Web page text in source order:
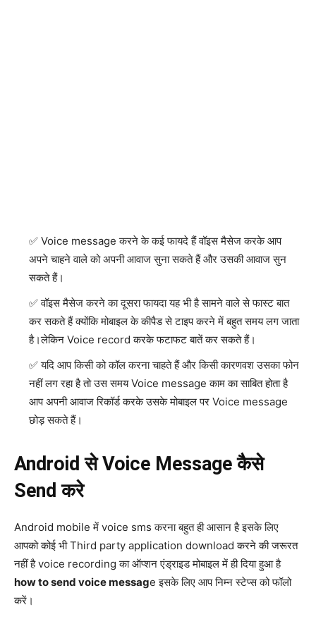
Voice message करने के कई फायदे हैं वॉइस मैसेज करके आप
अपने चाहने वाले को अपनी आवाज सुना सकते हैं और उसकी आवाज सुन
सकते हैं।
वॉइस मैसेज करने का दूसरा फायदा यह भी है सामने वाले से फास्ट बात
कर सकते हैं क्योंकि मोबाइल के कीपैड से टाइप करने में बहुत समय लग जाता
है।लेकिन Voice record करके फटाफट बातें कर सकते हैं।
यदि आप किसी को कॉल करना चाहते हैं और किसी कारणवश उसका फोन
नहीं लग रहा है तो उस समय Voice message काम का साबित होता है
आप अपनी आवाज रिकॉर्ड करके उसके मोबाइल पर Voice message
छोड़ सकते हैं।
Android से Voice Message कैसे
Send करे
Android mobile में voice sms करना बहुत ही आसान है इसके लिए
आपको कोई भी Third party application download करने की जरूरत
नहीं है voice recording का ऑप्शन एंड्राइड मोबाइल में ही दिया हुआ है
how to send voice message इसके लिए आप निम्न स्टेप्स को फॉलो
करें।